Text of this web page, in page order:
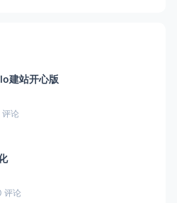
建站开心版
评论
评论